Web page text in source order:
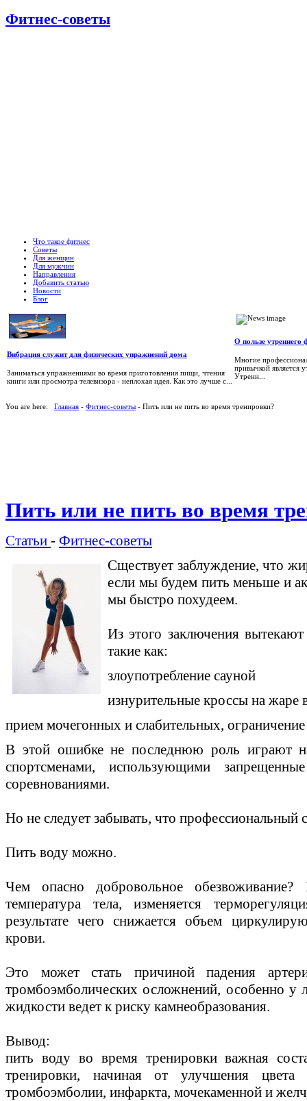
Фитнес-советы
Что такое фитнес
Советы
Для женщин
Для мужчин
Направления
Добавить статью
Новости
Блог
Вибрация служит для физических упражнений дома
Заниматься упражнениями во время приготовления пищи, чтения
книги или просмотра телевизора - неплохая идея. Как это лучше с...
О пользе утреннего
Многие
привычкой является
Утренн...
You are here: Главная - Фитнес-советы - Пить или не пить во время тренировки?
Пить или не пить во время
Статьи - Фитнес-советы
Сществует заблуждение, что
если мы будем пить меньше и
мы быстро похудеем.
Из этого заключения
такие как:
злоупотребление сауной
изнурительные кроссы на жаре
прием мочегонных и слабительных,
В этой ошибке не последнюю роль играют
спортсменами, использующими
соревнованиями.
Но не следует забывать, что профессиональный
Пить воду можно.
Чем опасно добровольное
температура тела, изменяется
результате чего снижается объем
крови.
Это может стать причиной падения
тромбоэмболических осложнений, особенно у
жидкости ведет к риску камнеобразования.
Вывод:
пить воду во время тренировки важная
тренировки, начиная от улучшения цвета
тромбоэмболии, инфаркта, мочекаменной и